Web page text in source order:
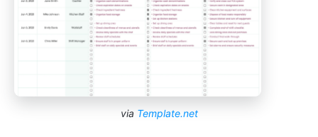
via Template.net